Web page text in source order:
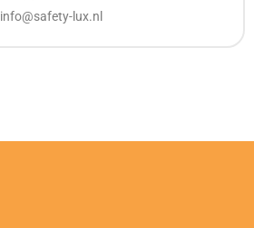
info@safety-lux.nl